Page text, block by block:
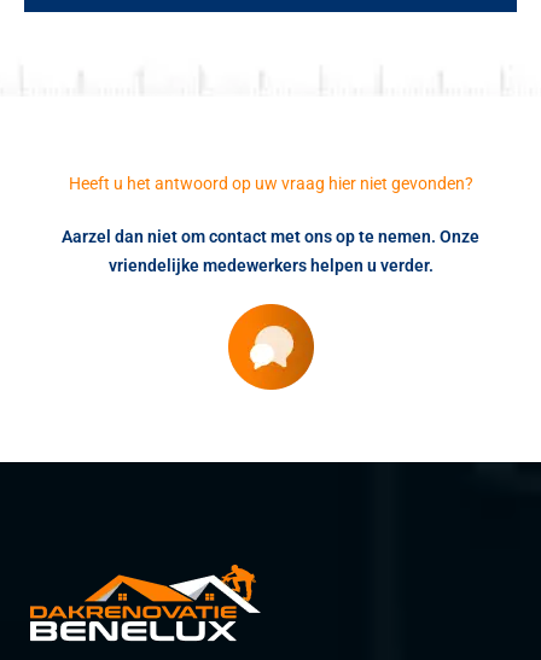
Heeft u het antwoord op uw vraag hier niet gevonden?
Aarzel dan niet om contact met ons op te nemen. Onze
vriendelijke medewerkers helpen u verder.